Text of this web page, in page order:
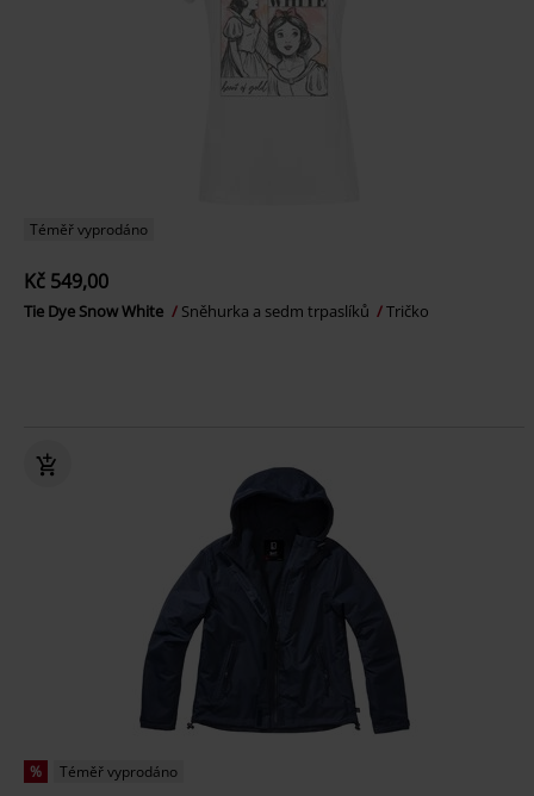
Téměř vyprodáno
Kč 549,00
Tie Dye Snow White Sněhurka a sedm trpaslíků Tričko
% Téměř vyprodáno